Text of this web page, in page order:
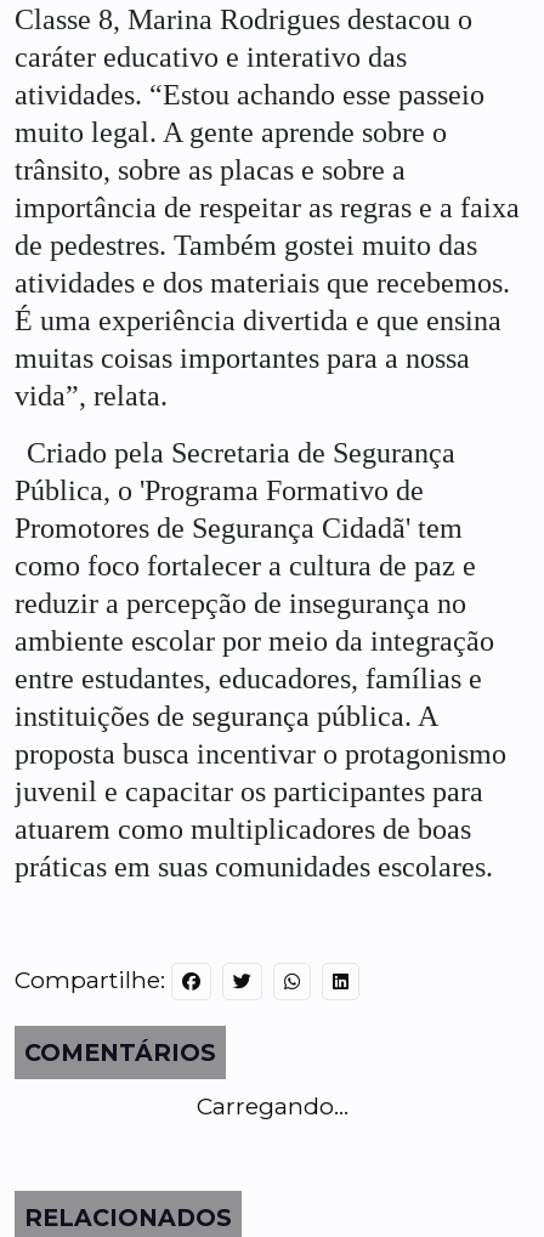
Classe 8, Marina Rodrigues destacou o
caráter educativo e interativo das
atividades. “Estou achando esse passeio
muito legal. A gente aprende sobre o
trânsito, sobre as placas e sobre a
importância de respeitar as regras e a faixa
de pedestres. Também gostei muito das
atividades e dos materiais que recebemos.
É uma experiência divertida e que ensina
muitas coisas importantes para a nossa
vida”, relata.
Criado pela Secretaria de Segurança
Pública, o 'Programa Formativo de
Promotores de Segurança Cidadã' tem
como foco fortalecer a cultura de paz e
reduzir a percepção de insegurança no
ambiente escolar por meio da integração
entre estudantes, educadores, famílias e
instituições de segurança pública. A
proposta busca incentivar o protagonismo
juvenil e capacitar os participantes para
atuarem como multiplicadores de boas
práticas em suas comunidades escolares.
Compartilhe:
COMENTÁRIOS
Carregando...
RELACIONADOS